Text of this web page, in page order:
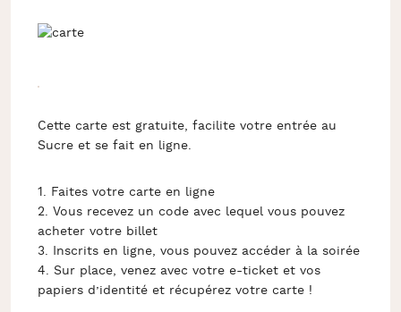
Cette carte est gratuite, facilite votre entrée au
Sucre et se fait en ligne.
1. Faites votre carte en ligne
2. Vous recevez un code avec lequel vous pouvez
acheter votre billet
3. Inscrits en ligne, vous pouvez accéder à la soirée
4. Sur place, venez avec votre e-ticket et vos
papiers d’identité et récupérez votre carte !